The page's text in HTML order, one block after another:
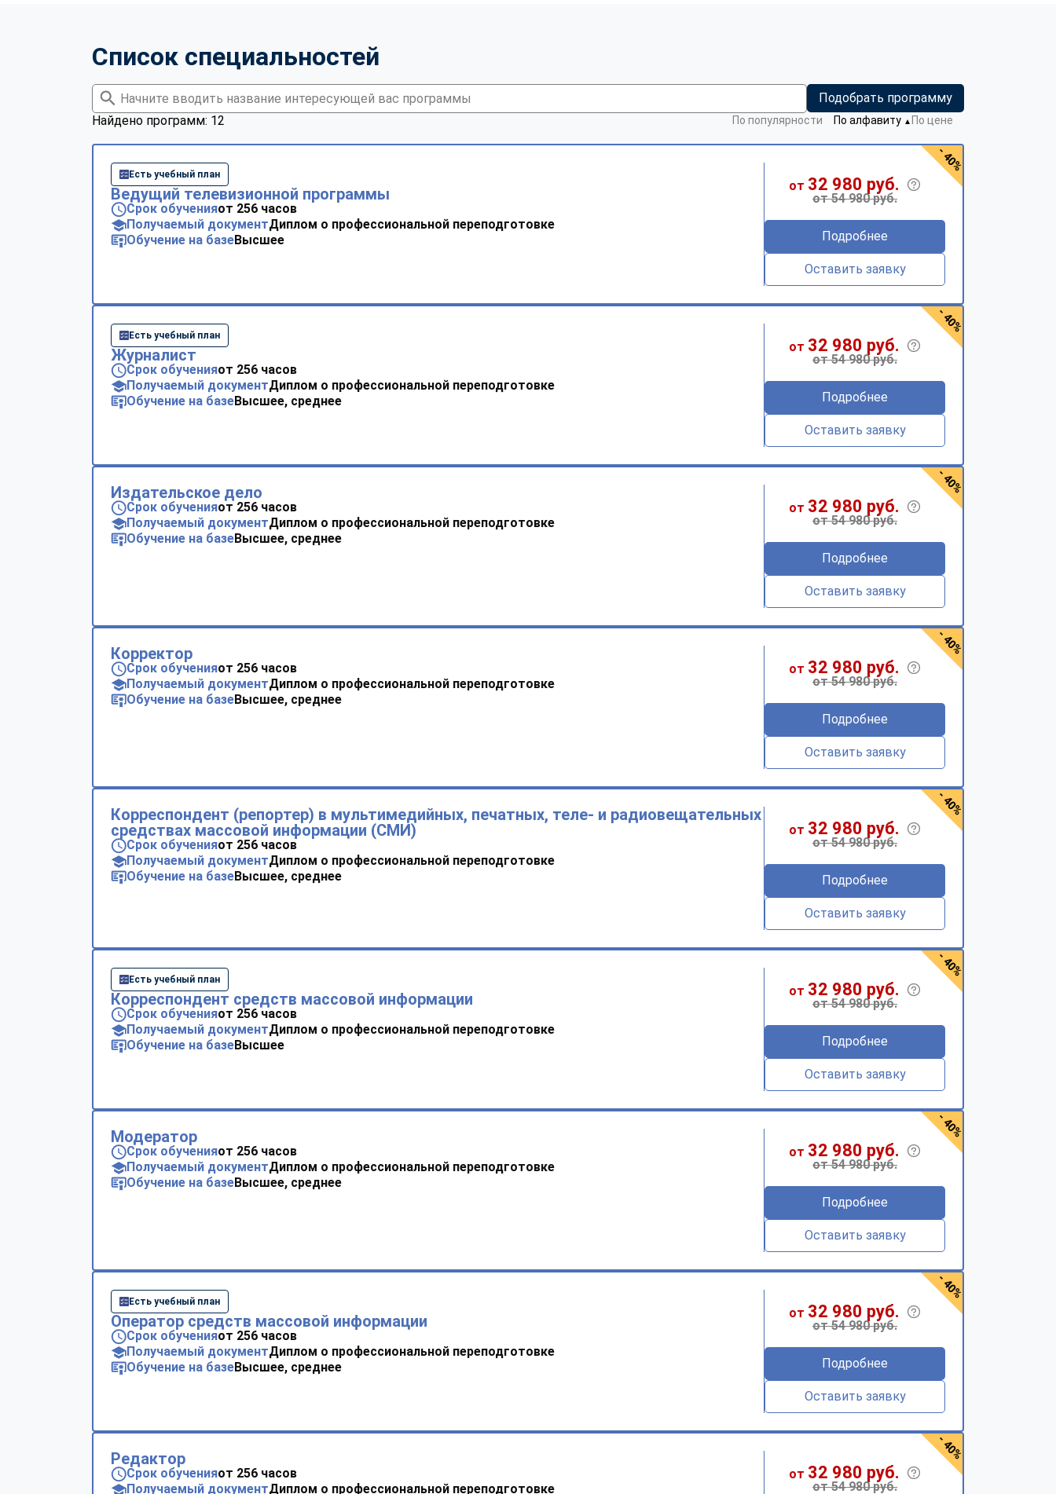
Список специальностей
Подобрать программу
Найдено программ: 12
По популярности По алфавиту ▼ По цене
Есть учебный план
Ведущий телевизионной программы
Срок обученияот 256 часов
Получаемый документДиплом о профессиональной переподготовке
Обучение на базеВысшее
от 32 980 руб.
от 54 980 руб.
Подробнее
Оставить заявку
- 40%
Есть учебный план
Журналист
Срок обученияот 256 часов
Получаемый документДиплом о профессиональной переподготовке
Обучение на базеВысшее, среднее
от 32 980 руб.
от 54 980 руб.
Подробнее
Оставить заявку
- 40%
Издательское дело
Срок обученияот 256 часов
Получаемый документДиплом о профессиональной переподготовке
Обучение на базеВысшее, среднее
от 32 980 руб.
от 54 980 руб.
Подробнее
Оставить заявку
- 40%
Корректор
Срок обученияот 256 часов
Получаемый документДиплом о профессиональной переподготовке
Обучение на базеВысшее, среднее
от 32 980 руб.
от 54 980 руб.
Подробнее
Оставить заявку
- 40%
Корреспондент (репортер) в мультимедийных, печатных, теле- и радиовещательных
средствах массовой информации (СМИ)
Срок обученияот 256 часов
Получаемый документДиплом о профессиональной переподготовке
Обучение на базеВысшее, среднее
от 32 980 руб.
от 54 980 руб.
Подробнее
Оставить заявку
- 40%
Есть учебный план
Корреспондент средств массовой информации
Срок обученияот 256 часов
Получаемый документДиплом о профессиональной переподготовке
Обучение на базеВысшее
от 32 980 руб.
от 54 980 руб.
Подробнее
Оставить заявку
- 40%
Модератор
Срок обученияот 256 часов
Получаемый документДиплом о профессиональной переподготовке
Обучение на базеВысшее, среднее
от 32 980 руб.
от 54 980 руб.
Подробнее
Оставить заявку
- 40%
Есть учебный план
Оператор средств массовой информации
Срок обученияот 256 часов
Получаемый документДиплом о профессиональной переподготовке
Обучение на базеВысшее, среднее
от 32 980 руб.
от 54 980 руб.
Подробнее
Оставить заявку
- 40%
Редактор
Срок обученияот 256 часов
Получаемый документДиплом о профессиональной переподготовке
от 32 980 руб.
от 54 980 руб.
- 40%